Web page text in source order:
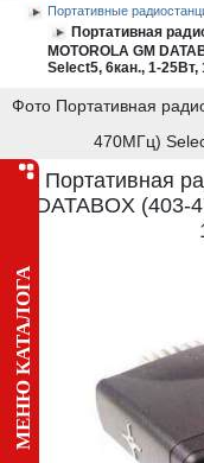
МЕНЮ КАТАЛОГА
Портативные
Портативная
MOTOROLA GM
Select5, 6кан., 1-25Вт,
Фото Портативная
470МГц)
Портативная
DATABOX (403-